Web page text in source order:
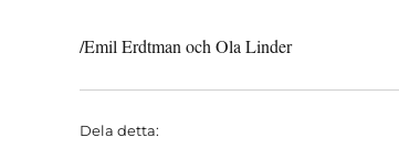
/Emil Erdtman och Ola Linder
Dela detta: